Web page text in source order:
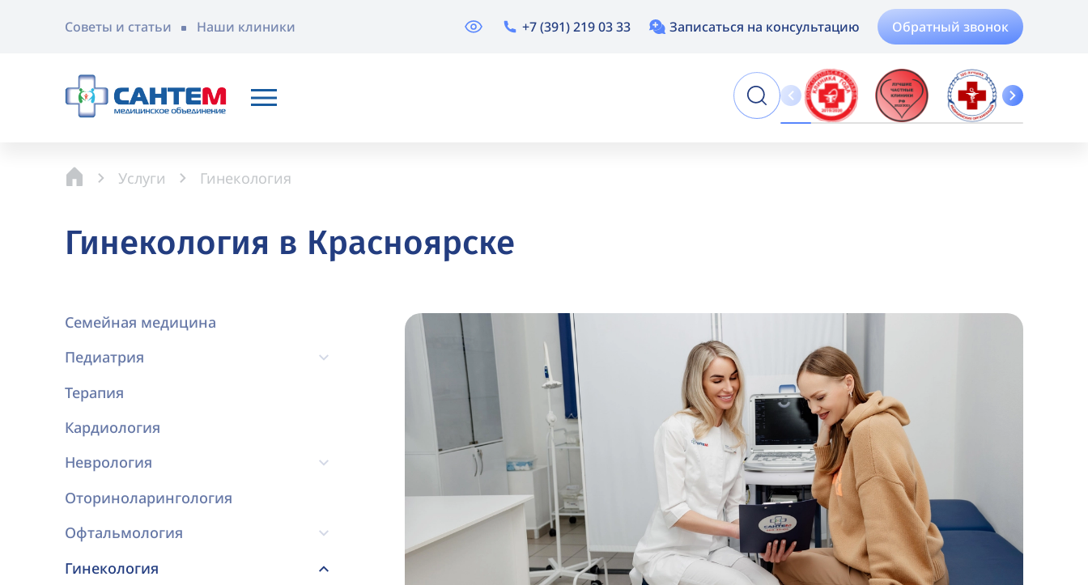
Советы и статьи Наши клиники +7 (391) 219 03 33 Записаться на консультацию Обратный звонок
Услуги Гинекология
Гинекология в Красноярске
Семейная медицина
Педиатрия
Терапия
Кардиология
Неврология
Оториноларингология
Офтальмология
Гинекология
Online